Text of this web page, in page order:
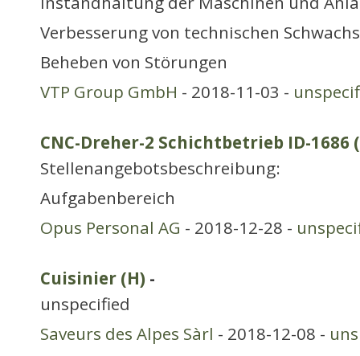
Verbesserung von technischen
Beheben von Störungen
VTP Group GmbH - 2018-11-03 -
CNC-Dreher-2 Schichtbetrieb ID-1686
Stellenangebotsbeschreibung:
Opus Personal AG - 2018-12-28 -
Cuisinier (H) -
unspecified
Saveurs des Alpes Sàrl - 2018-12-08 -